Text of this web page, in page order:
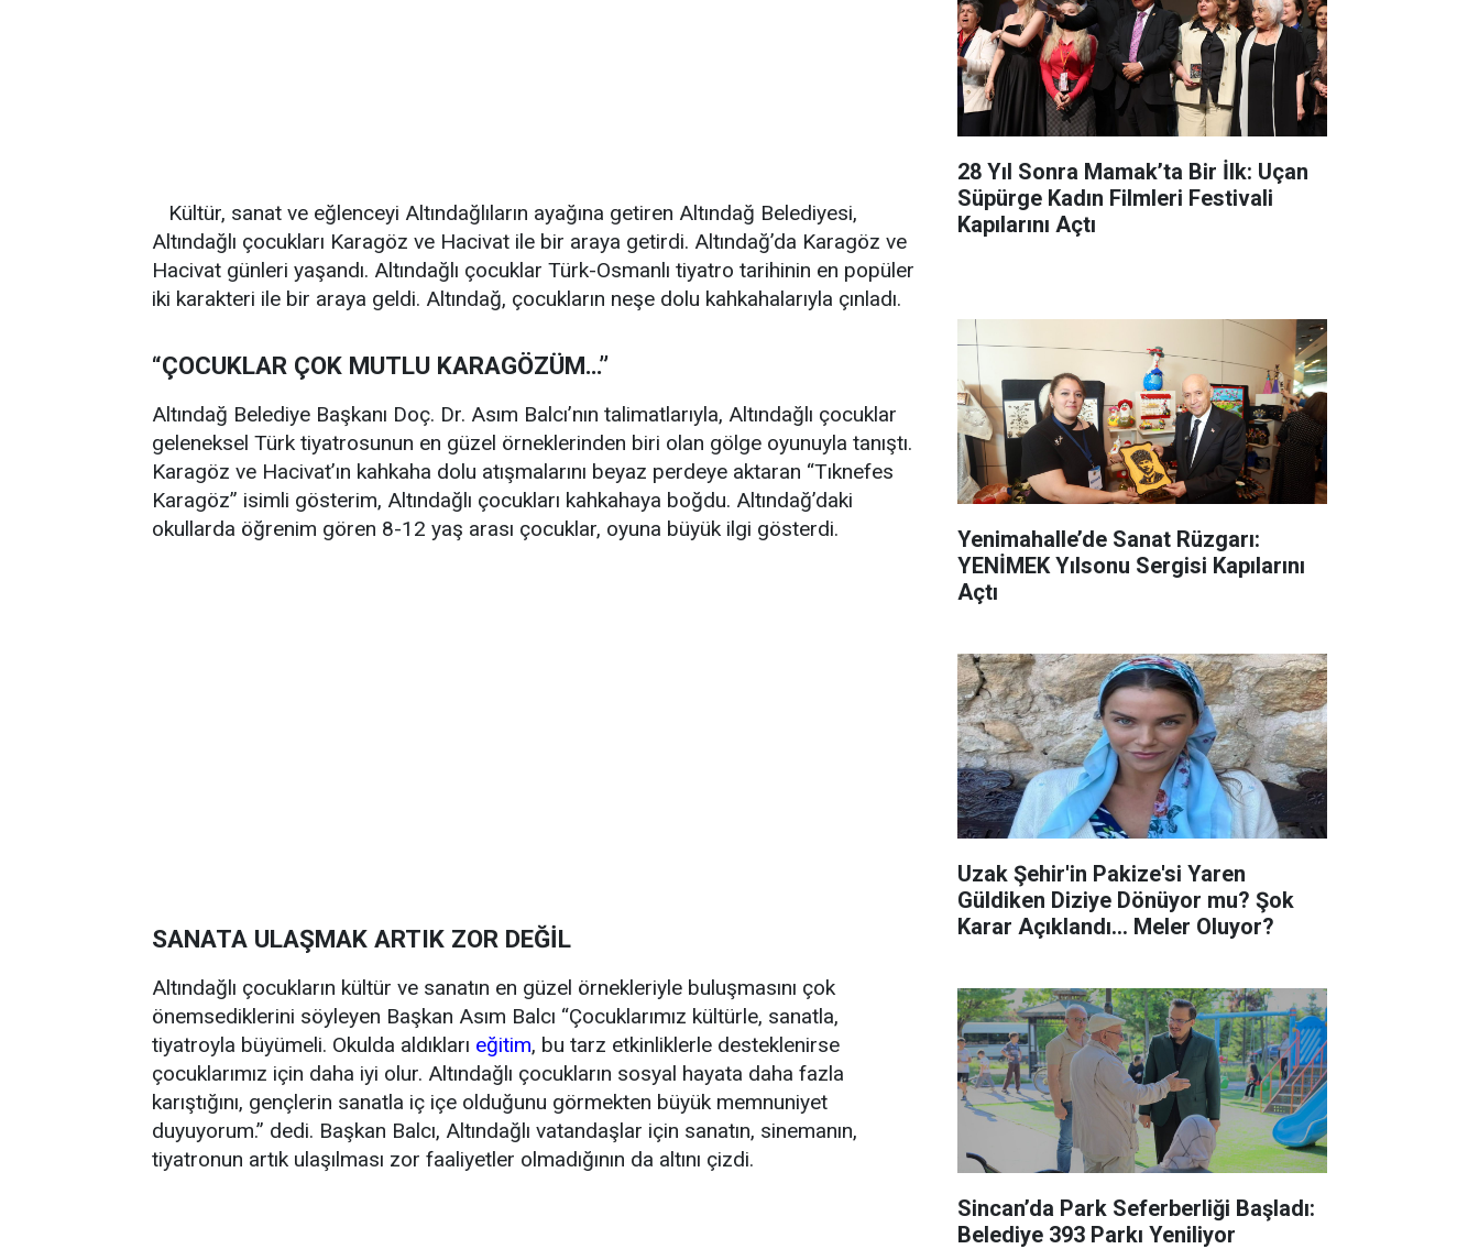
Kültür, sanat ve eğlenceyi Altındağlıların ayağına getiren Altındağ Belediyesi,
Altındağlı çocukları Karagöz ve Hacivat ile bir araya getirdi. Altındağ’da Karagöz ve
Hacivat günleri yaşandı. Altındağlı çocuklar Türk-Osmanlı tiyatro tarihinin en popüler
iki karakteri ile bir araya geldi. Altındağ, çocukların neşe dolu kahkahalarıyla çınladı.
“ÇOCUKLAR ÇOK MUTLU KARAGÖZÜM…”
Altındağ Belediye Başkanı Doç. Dr. Asım Balcı’nın talimatlarıyla, Altındağlı çocuklar
geleneksel Türk tiyatrosunun en güzel örneklerinden biri olan gölge oyunuyla tanıştı.
Karagöz ve Hacivat’ın kahkaha dolu atışmalarını beyaz perdeye aktaran “Tıknefes
Karagöz” isimli gösterim, Altındağlı çocukları kahkahaya boğdu. Altındağ’daki
okullarda öğrenim gören 8-12 yaş arası çocuklar, oyuna büyük ilgi gösterdi.
SANATA ULAŞMAK ARTIK ZOR DEĞİL
Altındağlı çocukların kültür ve sanatın en güzel örnekleriyle buluşmasını çok
önemsediklerini söyleyen Başkan Asım Balcı “Çocuklarımız kültürle, sanatla,
tiyatroyla büyümeli. Okulda aldıkları eğitim, bu tarz etkinliklerle desteklenirse
çocuklarımız için daha iyi olur. Altındağlı çocukların sosyal hayata daha fazla
karıştığını, gençlerin sanatla iç içe olduğunu görmekten büyük memnuniyet
duyuyorum.” dedi. Başkan Balcı, Altındağlı vatandaşlar için sanatın, sinemanın,
tiyatronun artık ulaşılması zor faaliyetler olmadığının da altını çizdi.
28 Yıl Sonra Mamak’ta Bir İlk: Uçan
Süpürge Kadın Filmleri Festivali
Kapılarını Açtı
Yenimahalle’de Sanat Rüzgarı:
YENİMEK Yılsonu Sergisi Kapılarını
Açtı
Uzak Şehir'in Pakize'si Yaren
Güldiken Diziye Dönüyor mu? Şok
Karar Açıklandı... Meler Oluyor?
Sincan’da Park Seferberliği Başladı:
Belediye 393 Parkı Yeniliyor